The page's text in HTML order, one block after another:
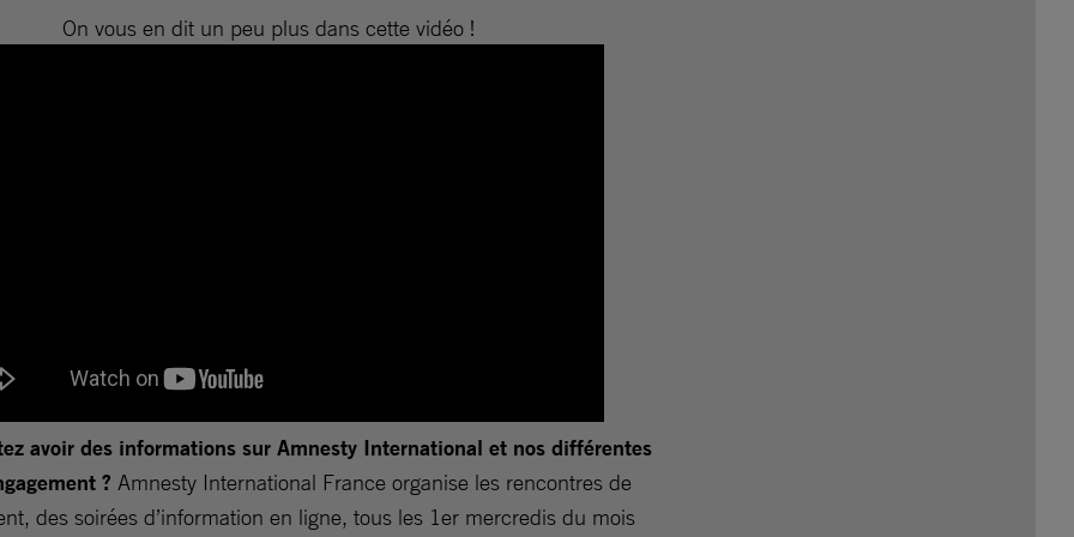
On vous en dit un peu plus dans cette vidéo !
avoir des informations sur Amnesty International et nos différentes
? Amnesty International France organise les rencontres de
des soirées d’information en ligne, tous les 1er mercredis du mois